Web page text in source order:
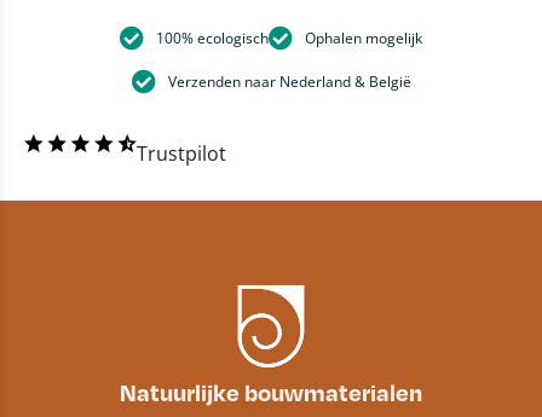
100% ecologisch Ophalen mogelijk
Verzenden naar Nederland & België
Trustpilot
Natuurlijke bouwmaterialen